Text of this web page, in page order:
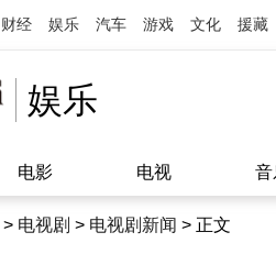
财经 娱乐 汽车 游戏 文化 援藏
娱乐
电影 电视 音
> 电视剧 > 电视剧新闻 > 正文